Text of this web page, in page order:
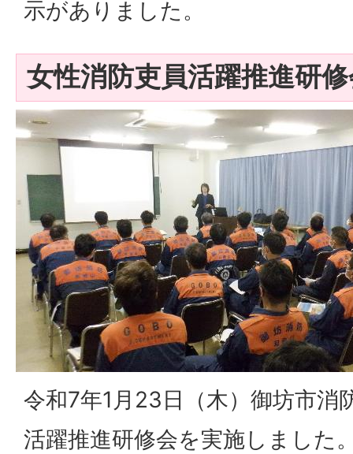
示がありました。
女性消防吏員活躍推進研
令和7年1月23日（木）御坊市消
活躍推進研修会を実施しました